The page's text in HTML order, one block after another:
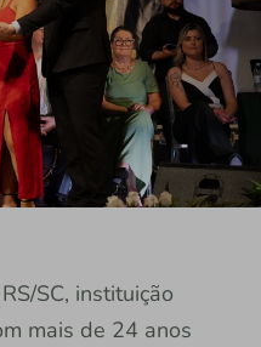
SC, instituição
mais de 24 anos